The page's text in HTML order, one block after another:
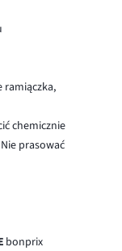
ramiączka,
chemicznie
prasować
bonprix